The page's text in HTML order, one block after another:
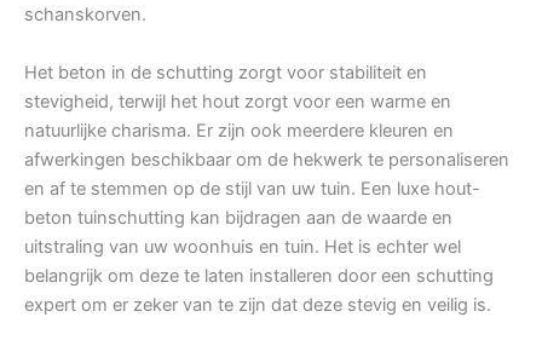
schanskorven.
Het beton in de schutting zorgt voor stabiliteit en
stevigheid, terwijl het hout zorgt voor een warme en
natuurlijke charisma. Er zijn ook meerdere kleuren en
afwerkingen beschikbaar om de hekwerk te personaliseren
en af te stemmen op de stijl van uw tuin. Een luxe hout-
beton tuinschutting kan bijdragen aan de waarde en
uitstraling van uw woonhuis en tuin. Het is echter wel
belangrijk om deze te laten installeren door een schutting
expert om er zeker van te zijn dat deze stevig en veilig is.